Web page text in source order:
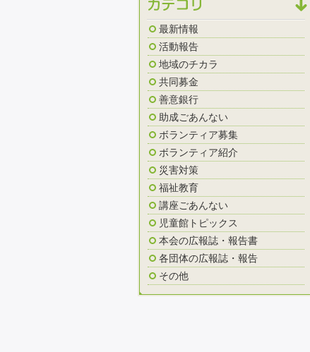
最新情報
活動報告
地域のチカラ
共同募金
善意銀行
助成ごあんない
ボランティア募集
ボランティア紹介
災害対策
福祉教育
講座ごあんない
児童館トピックス
本会の広報誌・報告書
各団体の広報誌・報告
その他